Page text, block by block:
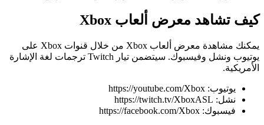
كيف تشاهد معرض ألعاب Xbox
يمكنك مشاهدة معرض ألعاب Xbox من خلال قنوات Xbox على
يوتيوب ونشل وفيسبوك. سيتضمن تيار Twitch ترجمات لغة الإشارة
الأمريكية.
يوتيوب: https://youtube.com/Xbox
نشل: https://twitch.tv/XboxASL
فيسبوك: https://facebook.com/Xbox